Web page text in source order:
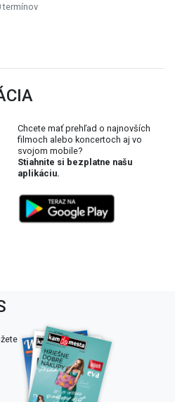
termínov
Chcete mať prehľad o najnovších
filmoch alebo koncertoch aj vo
svojom mobile?
Stiahnite si bezplatne našu
aplikáciu.